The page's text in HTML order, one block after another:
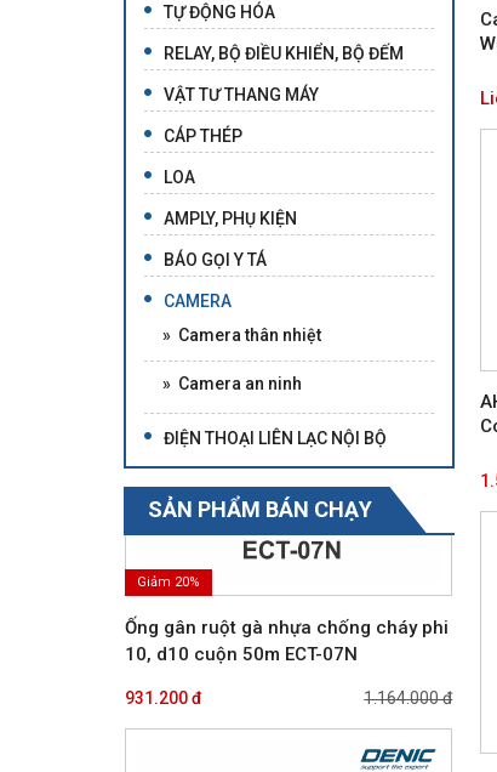
TỰ ĐỘNG HÓA
RELAY, BỘ ĐIỀU KHIỂN, BỘ ĐẾM
VẬT TƯ THANG MÁY
CÁP THÉP
LOA
AMPLY, PHỤ KIỆN
BÁO GỌI Y TÁ
CAMERA
» Camera thân nhiệt
» Camera an ninh
ĐIỆN THOẠI LIÊN LẠC NỘI BỘ
SẢN PHẨM BÁN CHẠY
Ống gân ruột gà nhựa chống cháy phi
10, d10 cuộn 50m ECT-07N
931.200 đ